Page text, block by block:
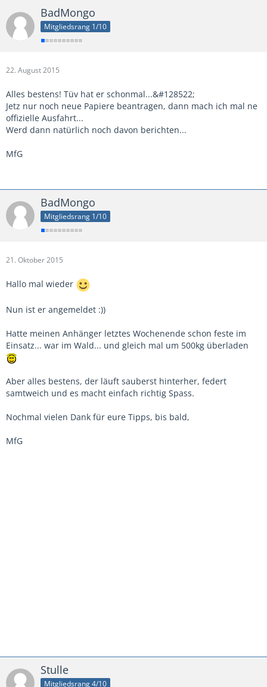
BadMongo
Mitgliedsrang 1/10
22. August 2015
Alles bestens! Tüv hat er schonmal...&#128522;
Jetz nur noch neue Papiere beantragen, dann mach ich mal ne
offizielle Ausfahrt...
Werd dann natürlich noch davon berichten...
MfG
BadMongo
Mitgliedsrang 1/10
21. Oktober 2015
Hallo mal wieder
Nun ist er angemeldet :))
Hatte meinen Anhänger letztes Wochenende schon feste im
Einsatz... war im Wald... und gleich mal um 500kg überladen
Aber alles bestens, der läuft sauberst hinterher, federt
samtweich und es macht einfach richtig Spass.
Nochmal vielen Dank für eure Tipps, bis bald,
MfG
Stulle
Mitgliedsrang 4/10